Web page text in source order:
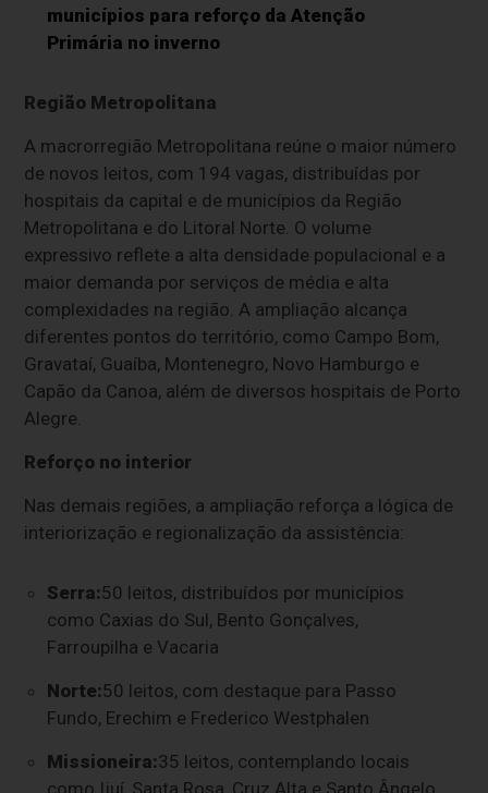
municípios para reforço da Atenção
Primária no inverno
Região Metropolitana
A macrorregião Metropolitana reúne o maior número
de novos leitos, com 194 vagas, distribuídas por
hospitais da capital e de municípios da Região
Metropolitana e do Litoral Norte. O volume
expressivo reflete a alta densidade populacional e a
maior demanda por serviços de média e alta
complexidades na região. A ampliação alcança
diferentes pontos do território, como Campo Bom,
Gravataí, Guaíba, Montenegro, Novo Hamburgo e
Capão da Canoa, além de diversos hospitais de Porto
Alegre.
Reforço no interior
Nas demais regiões, a ampliação reforça a lógica de
interiorização e regionalização da assistência:
Serra:50 leitos, distribuídos por municípios
como Caxias do Sul, Bento Gonçalves,
Farroupilha e Vacaria
Norte:50 leitos, com destaque para Passo
Fundo, Erechim e Frederico Westphalen
Missioneira:35 leitos, contemplando locais
como Ijuí, Santa Rosa, Cruz Alta e Santo Ângelo